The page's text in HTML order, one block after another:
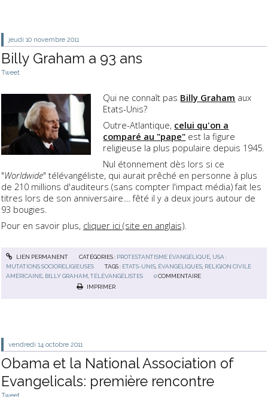
jeudi 10 novembre 2011
Billy Graham a 93 ans
Tweet
Qui ne connaît pas Billy Graham aux
Etats-Unis?
Outre-Atlantique, celui qu'on a
comparé au "pape" est la figure
religieuse la plus populaire depuis 1945.
Nul étonnement dès lors si ce
"Worldwide" télévangéliste, qui aurait prêché en personne à plus
de 210 millions d'auditeurs (sans compter l'impact média) fait les
titres lors de son anniversaire.... fêté il y a deux jours autour de
93 bougies.
Pour en savoir plus, cliquer ici (site en anglais).
LIEN PERMANENT CATÉGORIES : PROTESTANTISME ÉVANGÉLIQUE, USA :
MUTATIONS SOCIORELIGIEUSES
TAGS : ETATS-UNIS ÉVANGÉLIQUES RELIGION CIVILE
AMÉRICAINE BILLY GRAHAM ,TÉLÉVANGÉLISTES 0 COMMENTAIRE
IMPRIMER
vendredi 14 octobre 2011
Obama et la National Association of
Evangelicals: première rencontre
Tweet